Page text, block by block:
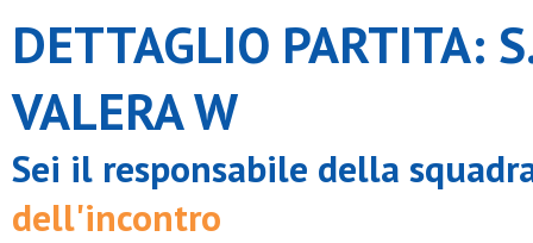
DETTAGLIO PARTITA:
VALERA W
Sei il responsabile della
dell'incontro